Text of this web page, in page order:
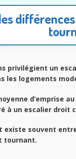
privilégient un
les logements
d’emprise
à un escalier droit
existe souvent
tournant.